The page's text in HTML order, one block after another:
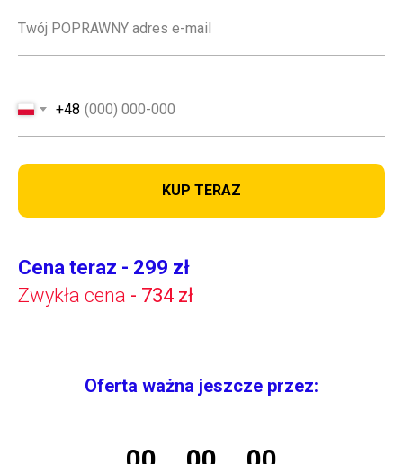
+48
KUP TERAZ
Cena teraz - 299 zł
Zwykła cena - 734 zł
Oferta ważna jeszcze przez: